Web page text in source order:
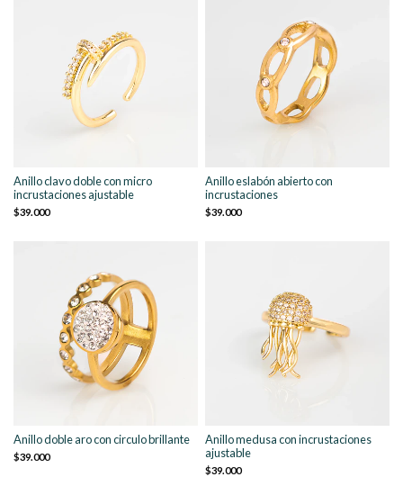
Anillo clavo doble con micro
incrustaciones ajustable
$39.000
Anillo eslabón abierto con
incrustaciones
$39.000
Anillo doble aro con circulo brillante
$39.000
Anillo medusa con incrustaciones
ajustable
$39.000